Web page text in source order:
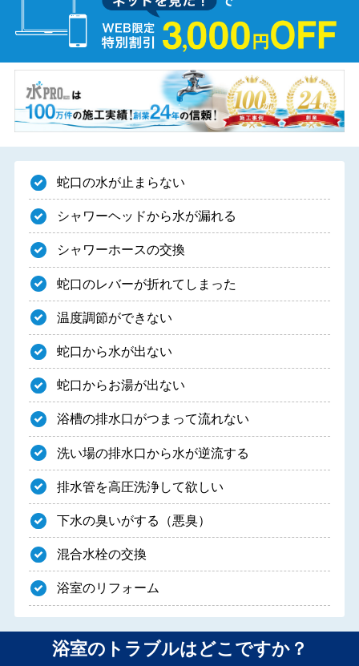
蛇口の水が止まらない
シャワーヘッドから水が漏れる
シャワーホースの交換
蛇口のレバーが折れてしまった
温度調節ができない
蛇口から水が出ない
蛇口からお湯が出ない
浴槽の排水口がつまって流れない
洗い場の排水口から水が逆流する
排水管を高圧洗浄して欲しい
下水の臭いがする（悪臭）
混合水栓の交換
浴室のリフォーム
浴室のトラブルはどこですか？